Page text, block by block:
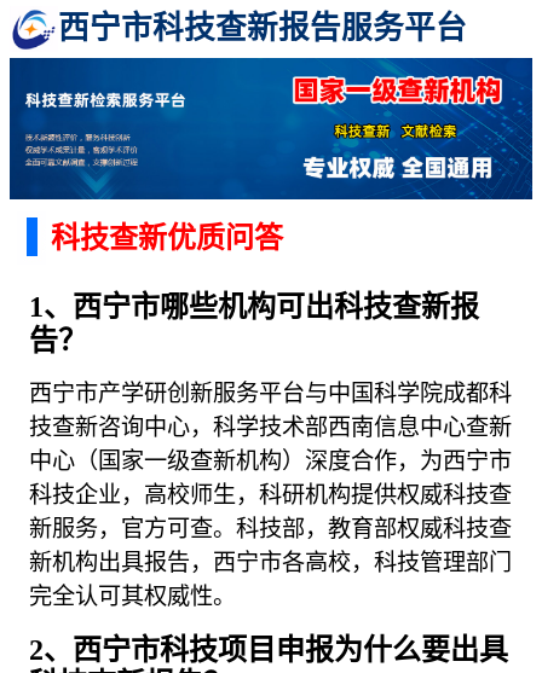
西宁市科技查新报告服务平台
科技查新优质问答
1、西宁市哪些机构可出科技查新报
告？
西宁市产学研创新服务平台与中国科学院成都科
技查新咨询中心，科学技术部西南信息中心查新
中心（国家一级查新机构）深度合作，为西宁市
科技企业，高校师生，科研机构提供权威科技查
新服务，官方可查。科技部，教育部权威科技查
新机构出具报告，西宁市各高校，科技管理部门
完全认可其权威性。
2、西宁市科技项目申报为什么要出具